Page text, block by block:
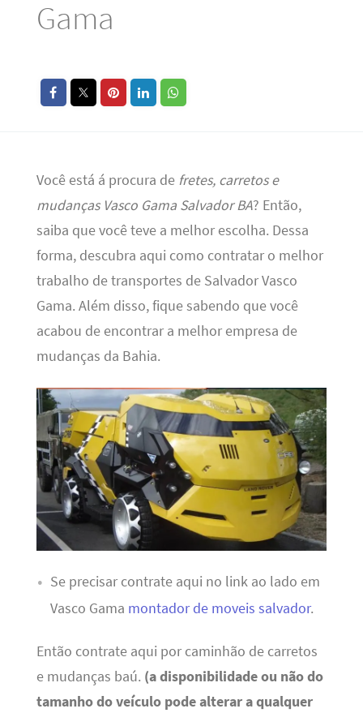
Gama
Você está á procura de fretes, carretos e
mudanças Vasco Gama Salvador BA? Então,
saiba que você teve a melhor escolha. Dessa
forma, descubra aqui como contratar o melhor
trabalho de transportes de Salvador Vasco
Gama. Além disso, fique sabendo que você
acabou de encontrar a melhor empresa de
mudanças da Bahia.
Se precisar contrate aqui no link ao lado em
Vasco Gama montador de moveis salvador.
Então contrate aqui por caminhão de carretos
e mudanças baú. (a disponibilidade ou não do
tamanho do veículo pode alterar a qualquer